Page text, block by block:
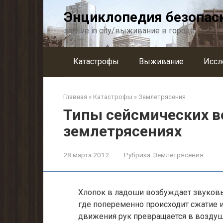
Энциклопедия
survive in city/выживание в городе
Катастрофы Выживание
Главная » Катастрофы » Землетрясения
Типы сейсмических
землетрясениях
28 марта 2012 Рубрика: Землетрясения
Хлопок в ладоши возбуждает
где попеременно происходит сжатие
движения рук превращается в